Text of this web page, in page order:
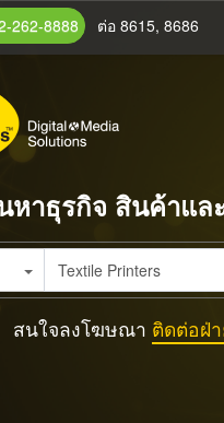
262-8888 ต่อ 8615, 8686
หาธุรกิจ สินค้าแล
สนใจลงโฆษณา ติดต่อฝ่